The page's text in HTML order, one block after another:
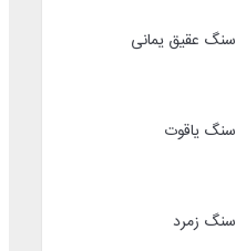
سنگ عقیق یمانی
سنگ یاقوت
سنگ زمرد